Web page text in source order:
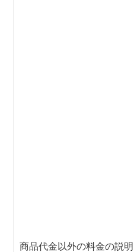
商品代金以外の料金の説明